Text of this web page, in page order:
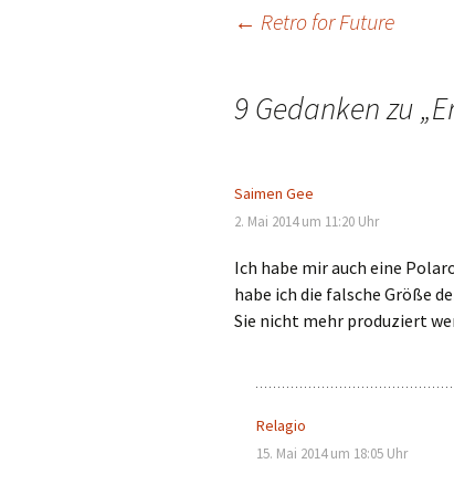
Beitragsnavigation
← Retro for Future
9 Gedanken zu „
Saimen Gee
2. Mai 2014 um 11:20 Uhr
Ich habe mir auch eine
habe ich die falsche Größe
Sie nicht mehr produziert
Relagio
15. Mai 2014 um 18:05 Uhr